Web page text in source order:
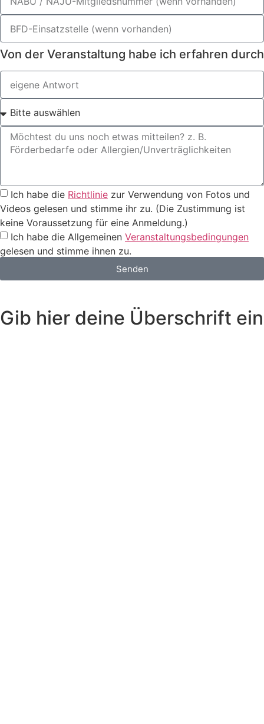
Von der Veranstaltung habe ich erfahren durch
Ich habe die Richtlinie zur Verwendung von Fotos und
Videos gelesen und stimme ihr zu. (Die Zustimmung ist
keine Voraussetzung für eine Anmeldung.)
Ich habe die Allgemeinen Veranstaltungsbedingungen
gelesen und stimme ihnen zu.
Senden
Gib hier deine Überschrift ein